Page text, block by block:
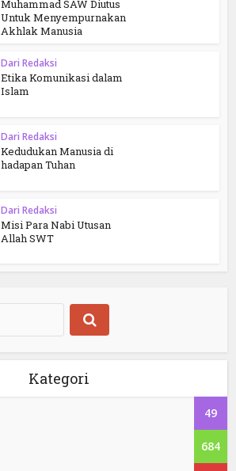
Muhammad SAW Diutus
Untuk Menyempurnakan
Akhlak Manusia
Dari Redaksi
Etika Komunikasi dalam
Islam
Dari Redaksi
Kedudukan Manusia di
hadapan Tuhan
Dari Redaksi
Misi Para Nabi Utusan
Allah SWT
Kategori
49
684